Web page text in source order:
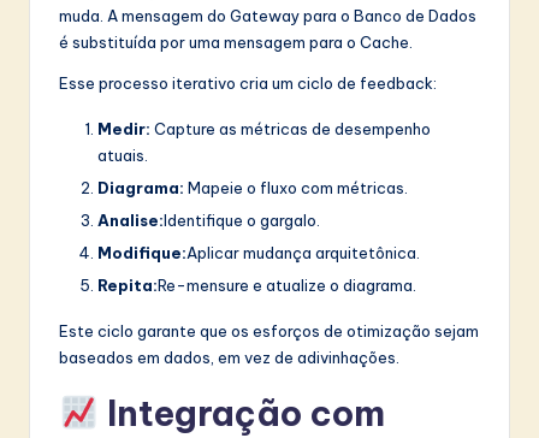
muda. A mensagem do Gateway para o Banco de Dados
é substituída por uma mensagem para o Cache.
Esse processo iterativo cria um ciclo de feedback:
Medir: Capture as métricas de desempenho
atuais.
Diagrama: Mapeie o fluxo com métricas.
Analise:Identifique o gargalo.
Modifique:Aplicar mudança arquitetônica.
Repita:Re-mensure e atualize o diagrama.
Este ciclo garante que os esforços de otimização sejam
baseados em dados, em vez de adivinhações.
Integração com